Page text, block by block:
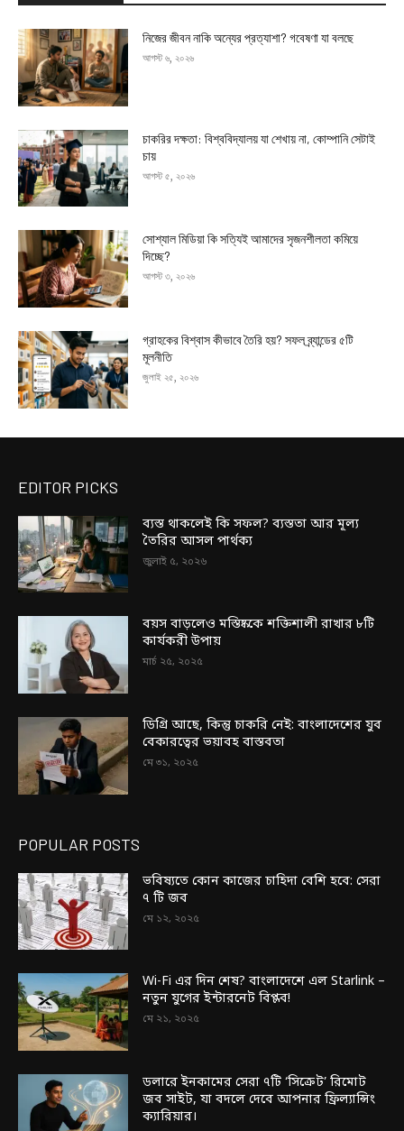
নিজের জীবন নাকি অন্যের প্রত্যাশা? গবেষণা যা বলছে
আগস্ট ৬, ২০২৬
চাকরির দক্ষতা: বিশ্ববিদ্যালয় যা শেখায় না, কোম্পানি সেটাই
চায়
আগস্ট ৫, ২০২৬
সোশ্যাল মিডিয়া কি সত্যিই আমাদের সৃজনশীলতা কমিয়ে
দিচ্ছে?
আগস্ট ৩, ২০২৬
গ্রাহকের বিশ্বাস কীভাবে তৈরি হয়? সফল ব্র্যান্ডের ৫টি
মূলনীতি
জুলাই ২৫, ২০২৬
EDITOR PICKS
ব্যস্ত থাকলেই কি সফল? ব্যস্ততা আর মূল্য
তৈরির আসল পার্থক্য
জুলাই ৫, ২০২৬
বয়স বাড়লেও মস্তিষ্ককে শক্তিশালী রাখার ৮টি
কার্যকরী উপায়
মার্চ ২৫, ২০২৫
ডিগ্রি আছে, কিন্তু চাকরি নেই: বাংলাদেশের যুব
বেকারত্বের ভয়াবহ বাস্তবতা
মে ৩১, ২০২৫
POPULAR POSTS
ভবিষ্যতে কোন কাজের চাহিদা বেশি হবে: সেরা
৭ টি জব
মে ১২, ২০২৫
Wi-Fi এর দিন শেষ? বাংলাদেশে এল Starlink –
নতুন যুগের ইন্টারনেট বিপ্লব!
মে ২১, ২০২৫
ডলারে ইনকামের সেরা ৭টি ‘সিক্রেট’ রিমোট
জব সাইট, যা বদলে দেবে আপনার ফ্রিল্যান্সিং
ক্যারিয়ার।